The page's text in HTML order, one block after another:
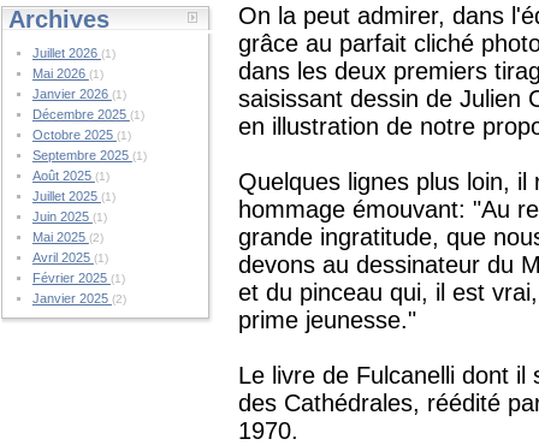
Archives
Juillet 2026 (1)
Mai 2026 (1)
Janvier 2026 (1)
Décembre 2025 (1)
Octobre 2025 (1)
Septembre 2025 (1)
Août 2025 (1)
Juillet 2025 (1)
Juin 2025 (1)
Mai 2025 (2)
Avril 2025 (1)
Février 2025 (1)
Janvier 2025 (2)
On la peut admirer, dans
grâce au parfait cliché
dans les deux premiers
saisissant dessin de Julien
en illustration de notre
Quelques lignes plus loin,
hommage émouvant: "Au
grande ingratitude, que
devons au dessinateur du
et du pinceau qui, il est
prime jeunesse."
Le livre de Fulcanelli dont
des Cathédrales, réédité
1970.